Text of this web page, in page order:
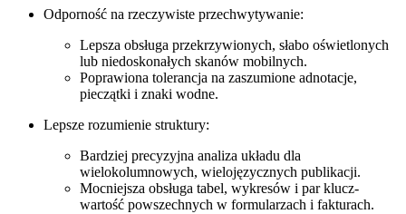
Odporność na rzeczywiste przechwytywanie:
Lepsza obsługa przekrzywionych, słabo oświetlonych
lub niedoskonałych skanów mobilnych.
Poprawiona tolerancja na zaszumione adnotacje,
pieczątki i znaki wodne.
Lepsze rozumienie struktury:
Bardziej precyzyjna analiza układu dla
wielokolumnowych, wielojęzycznych publikacji.
Mocniejsza obsługa tabel, wykresów i par klucz-
wartość powszechnych w formularzach i fakturach.